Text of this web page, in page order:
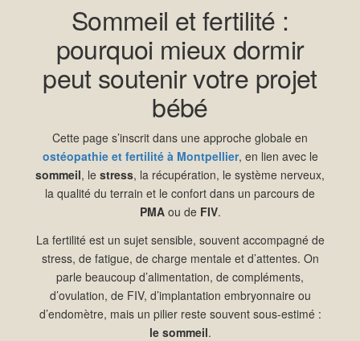
Sommeil et fertilité :
pourquoi mieux dormir
peut soutenir votre projet
bébé
Cette page s’inscrit dans une approche globale en
ostéopathie et fertilité à Montpellier, en lien avec le
sommeil, le stress, la récupération, le système nerveux,
la qualité du terrain et le confort dans un parcours de
PMAou de FIV.
La fertilité est un sujet sensible, souvent accompagné de
stress, de fatigue, de charge mentale et d’attentes. On
parle beaucoup d’alimentation, de compléments,
d’ovulation, de FIV, d’implantation embryonnaire ou
d’endomètre, mais un pilier reste souvent sous-estimé :
le sommeil.